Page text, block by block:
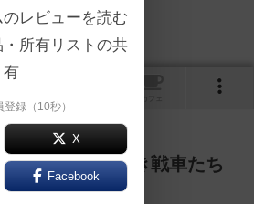
り広げられる熱き戦車たち
レビューを読む
所有リストの共
有
録（10秒）
X
Facebook